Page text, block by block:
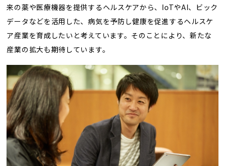
来の薬や医療機器を提供するヘルスケアから、IoTやAI、ビック
データなどを活用した、病気を予防し健康を促進するヘルスケ
ア産業を育成したいと考えています。そのことにより、新たな
産業の拡大も期待しています。